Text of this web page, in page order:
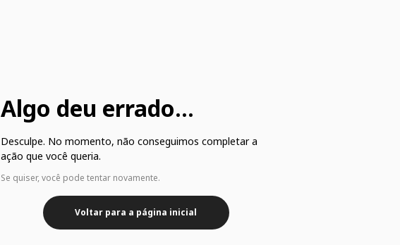
Algo deu errado...
Desculpe. No momento, não conseguimos completar a
ação que você queria.
Se quiser, você pode tentar novamente.
Voltar para a página inicial